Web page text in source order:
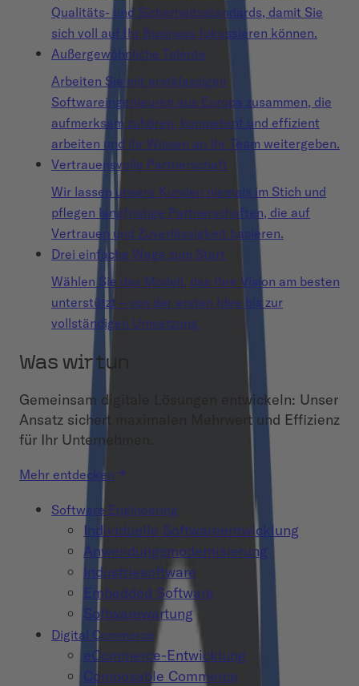
Qualitäts- und Sicherheitsstandards, damit Sie
sich voll auf Ihr Business fokussieren können.
Außergewöhnliche Talente
Arbeiten Sie mit erstklassigen
Softwareingenieuren aus Europa zusammen, die
aufmerksam zuhören, kompetent und effizient
arbeiten und ihr Wissen an Ihr Team weitergeben.
Vertrauensvolle Partnerschaft
Wir lassen unsere Kunden niemals im Stich und
pflegen langfristige Partnerschaften, die auf
Vertrauen und Zuverlässigkeit basieren.
Drei einfache Wege zum Start
Wählen Sie das Modell, das Ihre Vision am besten
unterstützt – von der ersten Idee bis zur
vollständigen Umsetzung.
Was wir tun
Gemeinsam digitale Lösungen entwickeln: Unser
Ansatz sichert maximalen Mehrwert und Effizienz
für Ihr Unternehmen.
Mehr entdecken
Software Engineering
Individuelle Softwareentwicklung
Anwendungsmodernisierung
Industriesoftware
Embedded Software
Softwarewartung
Digital Commerce
eCommerce-Entwicklung
Composable Commerce